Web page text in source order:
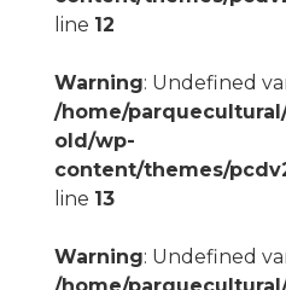
line 12
Warning: Undefined
/home/
old/wp-
content/themes/
line 13
Warning: Undefined